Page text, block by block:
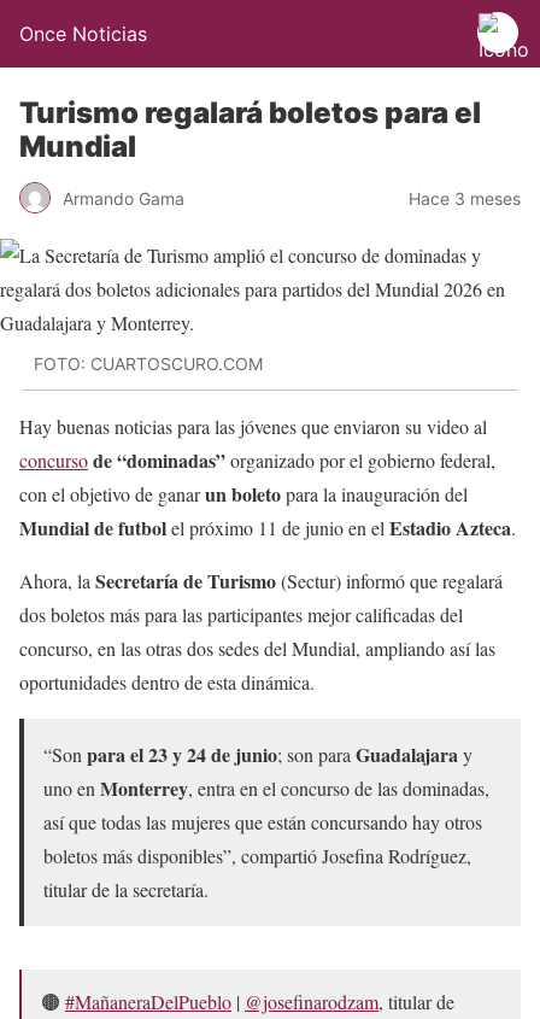
Once Noticias
Turismo regalará boletos para el
Mundial
Armando Gama Hace 3 meses
FOTO: CUARTOSCURO.COM
Hay buenas noticias para las jóvenes que enviaron su video al
concursode “dominadas”organizado por el gobierno federal,
con el objetivo de ganarun boletopara la inauguración del
Mundial de futbolel próximo 11 de junio en el Estadio Azteca.
Ahora, la Secretaría de Turismo(Sectur) informó que regalará
dos boletos más para las participantes mejor calificadas del
concurso, en las otras dos sedes del Mundial, ampliando así las
oportunidades dentro de esta dinámica.
“Son para el 23 y 24 de junio; son para Guadalajaray
uno en Monterrey, entra en el concurso de las dominadas,
así que todas las mujeres que están concursando hay otros
boletos más disponibles”, compartió Josefina Rodríguez,
titular de la secretaría.
🟤 #MañaneraDelPueblo | @josefinarodzam, titular de